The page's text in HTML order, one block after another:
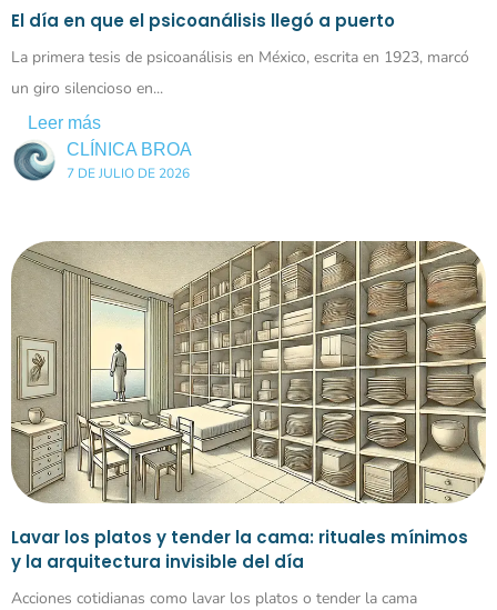
El día en que el psicoanálisis llegó a puerto
La primera tesis de psicoanálisis en México, escrita en 1923, marcó
un giro silencioso en...
Leer más
CLÍNICA BROA
7 DE JULIO DE 2026
Lavar los platos y tender la cama: rituales mínimos
y la arquitectura invisible del día
Acciones cotidianas como lavar los platos o tender la cama